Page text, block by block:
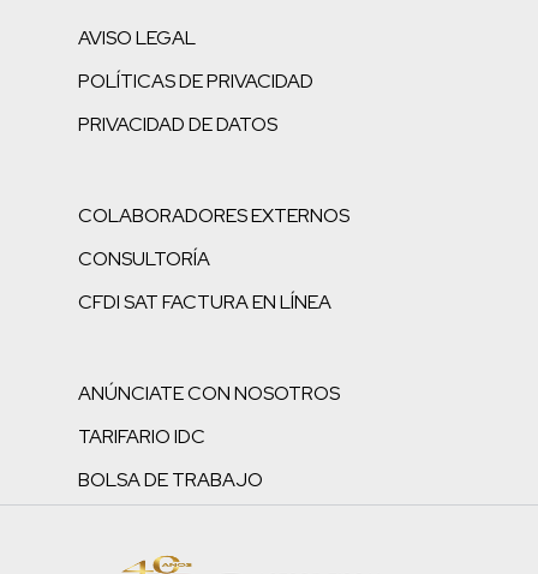
AVISO LEGAL
POLÍTICAS DE PRIVACIDAD
PRIVACIDAD DE DATOS
COLABORADORES EXTERNOS
CONSULTORÍA
CFDI SAT FACTURA EN LÍNEA
ANÚNCIATE CON NOSOTROS
TARIFARIO IDC
BOLSA DE TRABAJO